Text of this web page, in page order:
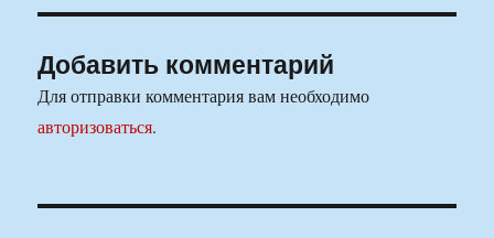
Добавить комментарий
Для отправки комментария вам необходимо
авторизоваться.